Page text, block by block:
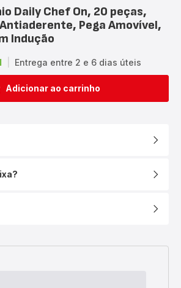
Daily Chef On, 20 peças,
Pega Amovível,
Indução
Entrega entre 2 e 6 dias úteis
Adicionar ao carrinho